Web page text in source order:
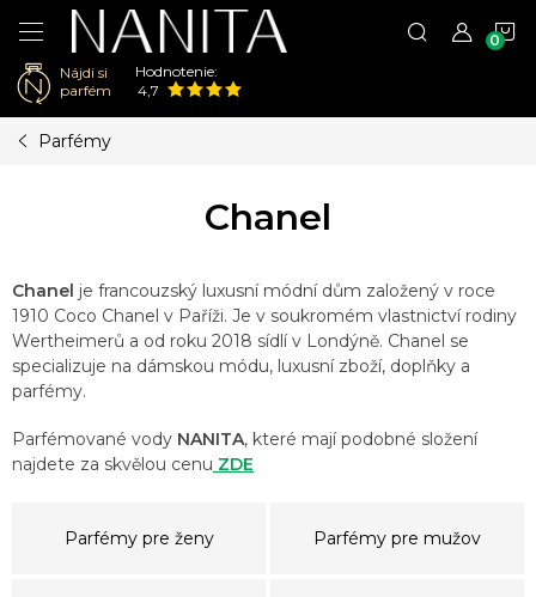
Nájdi si
parfém
Hodnotenie:
4,7
Parfémy
Chanel
Chanel je francouzský luxusní módní dům založený v roce
1910 Coco Chanel v Paříži. Je v soukromém vlastnictví rodiny
Wertheimerů a od roku 2018 sídlí v Londýně. Chanel se
specializuje na dámskou módu, luxusní zboží, doplňky a
parfémy.
Parfémované vody NANITA, které mají podobné složení
najdete za skvělou cenu ZDE
Parfémy pre ženy Parfémy pre mužov